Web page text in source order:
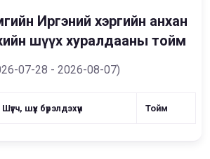
Иргэний хэргийн анхан
шүүх хуралдааны тойм
07-28 - 2026-08-07)
Шүүгч, шүүх бүрэлдэхүүн Тойм